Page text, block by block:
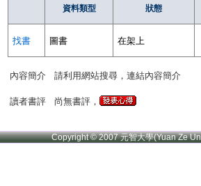
資料類型 狀態
找書 圖書 在架上
內容簡介 請利用網站搜尋，連結內容簡介
讀者書評 尚無書評，
Copyright © 2007 元智大學(Yuan Ze